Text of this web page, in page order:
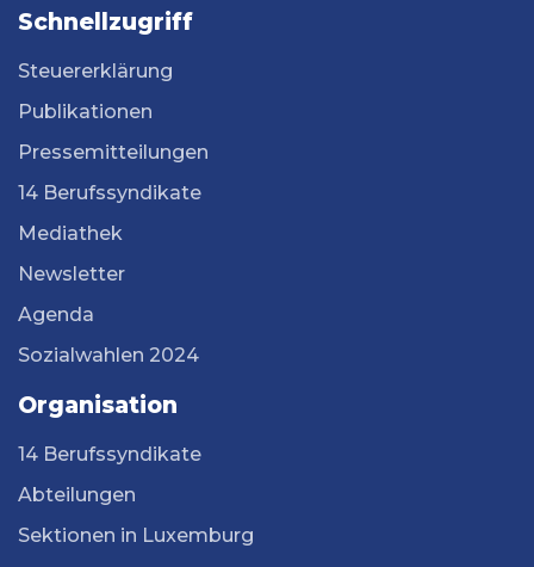
Schnellzugriff
Steuererklärung
Publikationen
Pressemitteilungen
14 Berufssyndikate
Mediathek
Newsletter
Agenda
Sozialwahlen 2024
Organisation
14 Berufssyndikate
Abteilungen
Sektionen in Luxemburg